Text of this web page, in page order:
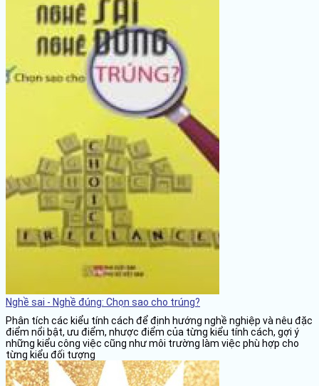
Nghề sai - Nghề đúng: Chọn sao cho trúng?
Phân tích các kiểu tính cách để định hướng nghề nghiệp và nêu đặc
điểm nổi bật, ưu điểm, nhược điểm của từng kiểu tính cách, gợi ý
những kiểu công việc cũng như môi trường làm việc phù hợp cho
từng kiểu đối tượng